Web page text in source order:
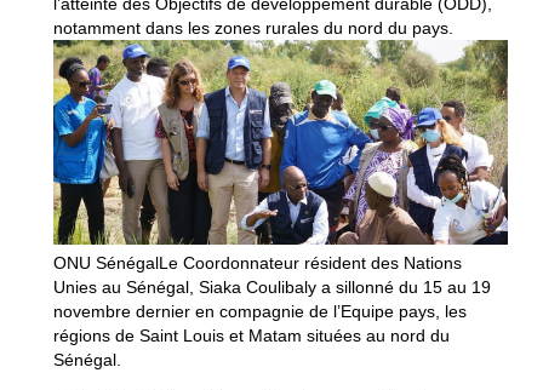
notamment dans les zones rurales du nord du pays.
ONU SénégalLe Coordonnateur résident des Nations
Unies au Sénégal, Siaka Coulibaly a sillonné du 15 au 19
novembre dernier en compagnie de l’Equipe pays, les
régions de Saint Louis et Matam situées au nord du
Sénégal.